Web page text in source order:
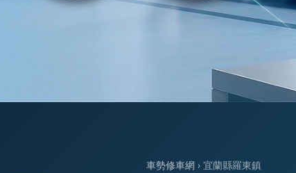
車勢修車網 › 宜蘭縣羅東鎮